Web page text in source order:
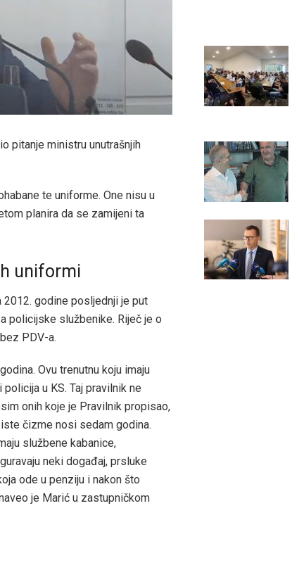
pitanje ministru unutrašnjih
te uniforme. One nisu u
planira da se zamijeni ta
uniformi
2012. godine posljednji je put
policijske službenike. Riječ je o
PDV-a.
Ovu trenutnu koju imaju
u KS. Taj pravilnik ne
onih koje je Pravilnik propisao,
čizme nosi sedam godina.
službene kabanice,
neki događaj, prsluke
ode u penziju i nakon što
je Marić u zastupničkom